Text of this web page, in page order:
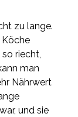
zu lange.
Köche
so riecht,
man
Nährwert
und sie